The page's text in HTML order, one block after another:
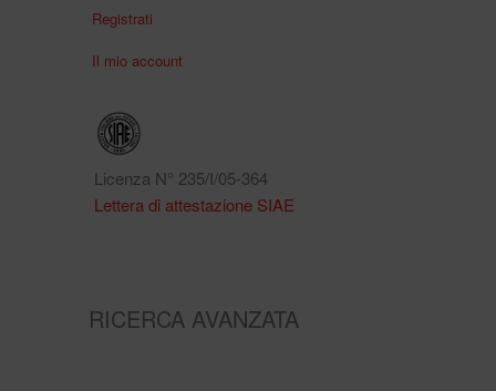
Registrati
Il mio account
Licenza N° 235/I/05-364
Lettera di attestazione SIAE
RICERCA AVANZATA